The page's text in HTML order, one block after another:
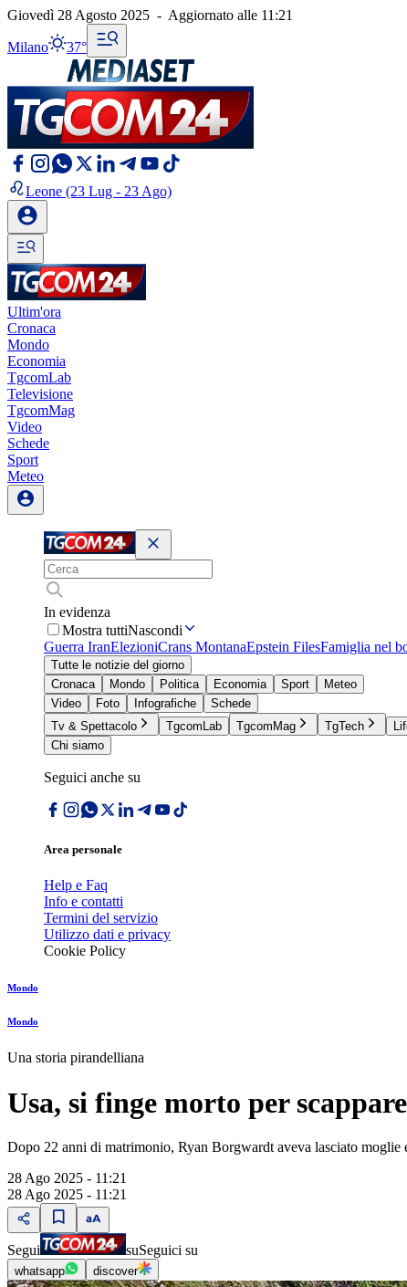
Giovedì 28 Agosto 2025 - Aggiornato alle 11:21
Milano 37°
Leone (23 Lug - 23 Ago)
Ultim'ora
Cronaca
Mondo
Economia
TgcomLab
Televisione
TgcomMag
Video
Schede
Sport
Meteo
In evidenza
Mostra tuttiNascondi
Guerra IranElezioniCrans MontanaEpstein FilesFamiglia nel
Tutte le notizie del giorno
Cronaca
Mondo Politica Economia Sport
Meteo
Video
Foto Infografiche
Schede
Tv & Spettacolo
TgcomLab TgcomMag TgTech
Chi siamo
Seguici anche su
Area personale
Help e Faq
Info e contatti
Termini del servizio
Utilizzo dati e privacy
Cookie Policy
Mondo
Mondo
Una storia pirandelliana
Usa, si finge morto per
Dopo 22 anni di matrimonio, Ryan Borgwardt aveva lasciato moglie
28 Ago 2025 - 11:21
28 Ago 2025 - 11:21
Segui suSeguici su
whatsapp discover